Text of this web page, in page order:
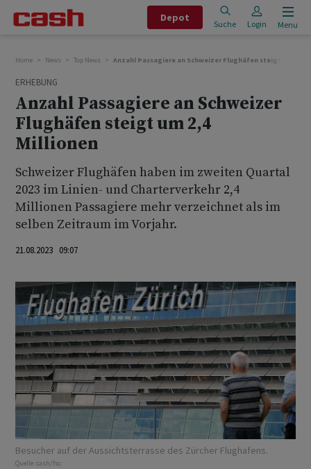
Depot
Suche Login Menu
Home News Top News Anzahl Passagiere an Schweizer Flughäfen steigt um 2,4
ERHEBUNG
Anzahl Passagiere an Schweizer
Flughäfen steigt um 2,4
Millionen
Schweizer Flughäfen haben im zweiten Quartal
2023 im Linien- und Charterverkehr 2,4
Millionen Passagiere mehr verzeichnet als im
selben Zeitraum im Vorjahr.
21.08.2023 09:07
Besucher auf der Aussichtsterrasse des Zürcher Flughafens.
Quelle: cash/fsc